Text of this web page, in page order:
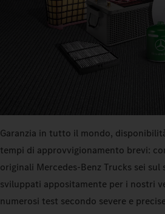
Garanzia in tutto il mondo,
tempi di approvvigionamento brevi:
originali Mercedes‑Benz Trucks sei sul
sviluppati appositamente per i nostri
numerosi test secondo severe e